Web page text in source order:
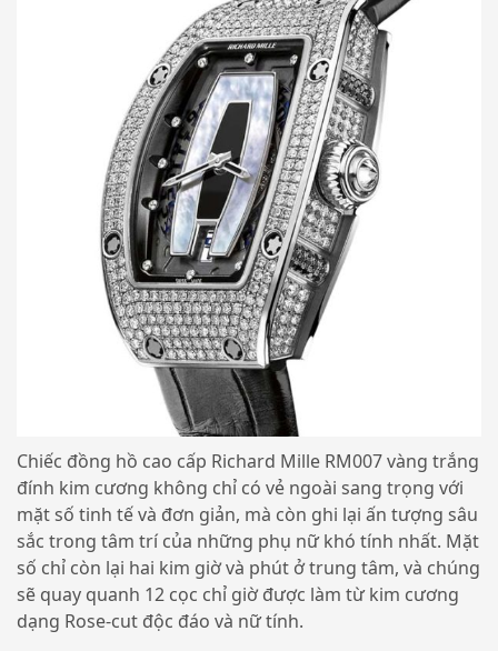
Chiếc đồng hồ cao cấp Richard Mille RM007 vàng trắng
đính kim cương không chỉ có vẻ ngoài sang trọng với
mặt số tinh tế và đơn giản, mà còn ghi lại ấn tượng sâu
sắc trong tâm trí của những phụ nữ khó tính nhất. Mặt
số chỉ còn lại hai kim giờ và phút ở trung tâm, và chúng
sẽ quay quanh 12 cọc chỉ giờ được làm từ kim cương
dạng Rose-cut độc đáo và nữ tính.